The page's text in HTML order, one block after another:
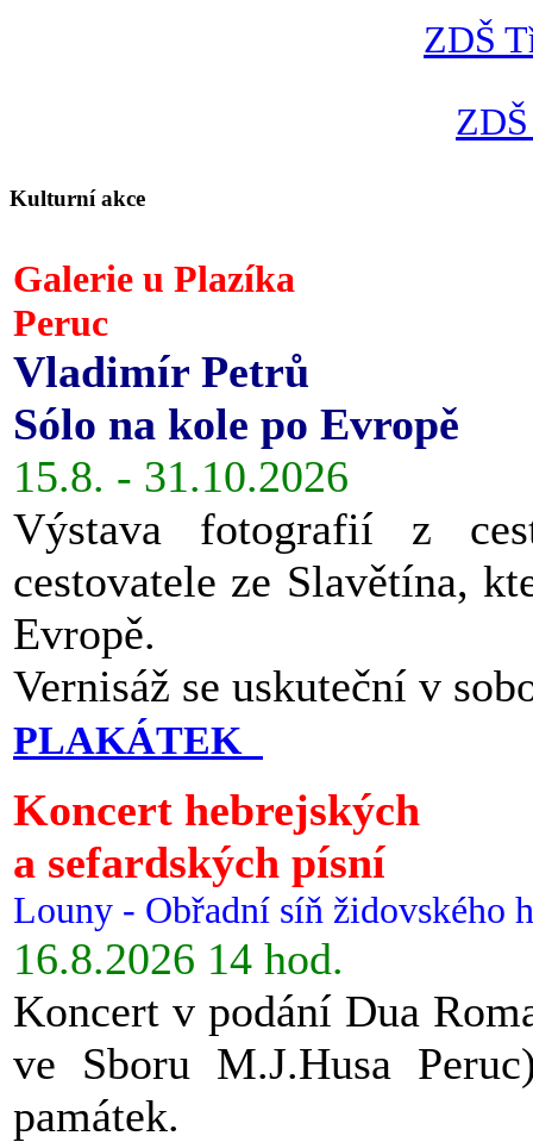
ZDŠ
Kulturní akce
Galerie u Plazíka
Peruc
Vladimír Petrů
Sólo na kole po Evropě
15.8. - 31.10.2026
Výstava fotografií z
cestovatele ze Slavětína,
Evropě.
Vernisáž se uskuteční v
PLAKÁTEK
Koncert hebrejských
a sefardských písní
Louny - Obřadní síň židovského
16.8.2026 14 hod.
Koncert v podání Dua
ve Sboru M.J.Husa
památek.